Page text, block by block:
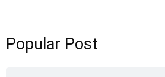
Popular Post